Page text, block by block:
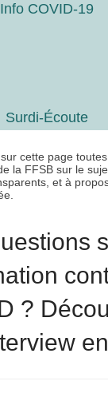
Info COVID-19
Surdi-Écoute
cette page
la FFSB sur le
et à
?